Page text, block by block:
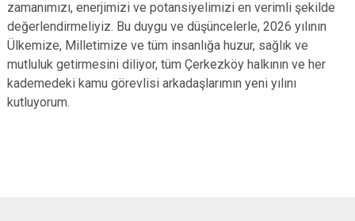
zamanımızı, enerjimizi ve potansiyelimizi en verimli şekilde
değerlendirmeliyiz. Bu duygu ve düşüncelerle, 2026 yılının
Ülkemize, Milletimize ve tüm insanlığa huzur, sağlık ve
mutluluk getirmesini diliyor, tüm Çerkezköy halkının ve her
kademedeki kamu görevlisi arkadaşlarımın yeni yılını
kutluyorum.